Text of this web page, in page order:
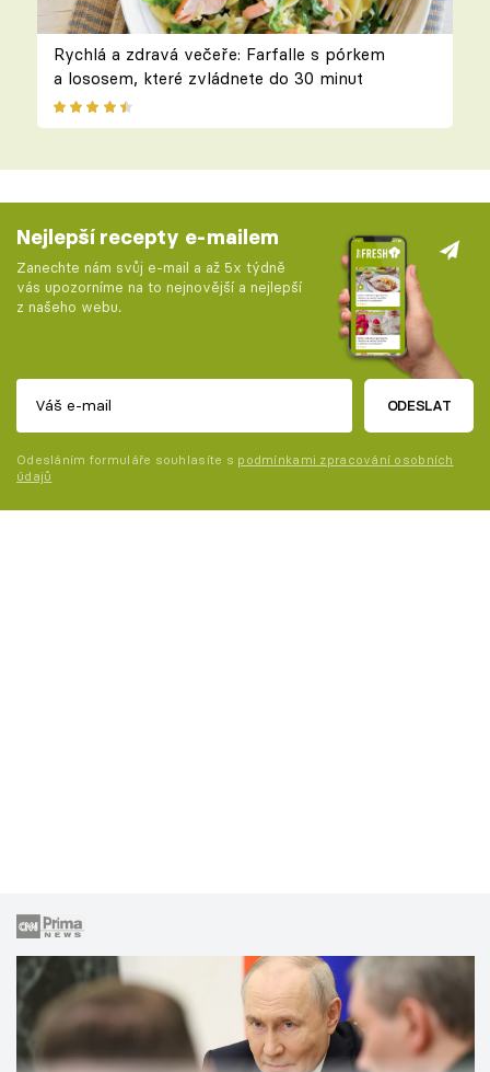
Rychlá a zdravá večeře: Farfalle s pórkem
a lososem, které zvládnete do 30 minut
Nejlepší recepty e-mailem
Zanechte nám svůj e-mail a až 5x týdně
vás upozorníme na to nejnovější a nejlepší
z našeho webu.
ODESLAT
Odesláním formuláře souhlasíte s podmínkami zpracování osobních
údajů